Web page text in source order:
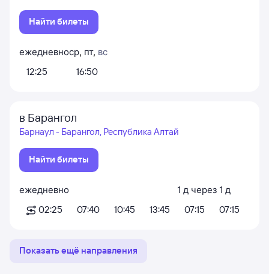
Найти билеты
ежедневно
12:25
ср, пт, вс
16:50
в Барангол
Барнаул - Барангол, Республика Алтай
Найти билеты
ежедневно
02:25
07:40 10:45 13:45
1 д через 1 д
07:15
07:15
Показать ещё направления